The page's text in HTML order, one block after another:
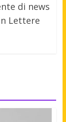
di news
Lettere